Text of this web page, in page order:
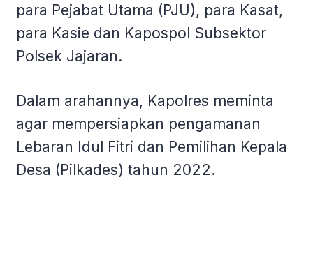
para Pejabat Utama (PJU), para Kasat,
para Kasie dan Kapospol Subsektor
Polsek Jajaran.
Dalam arahannya, Kapolres meminta
agar mempersiapkan pengamanan
Lebaran Idul Fitri dan Pemilihan Kepala
Desa (Pilkades) tahun 2022.